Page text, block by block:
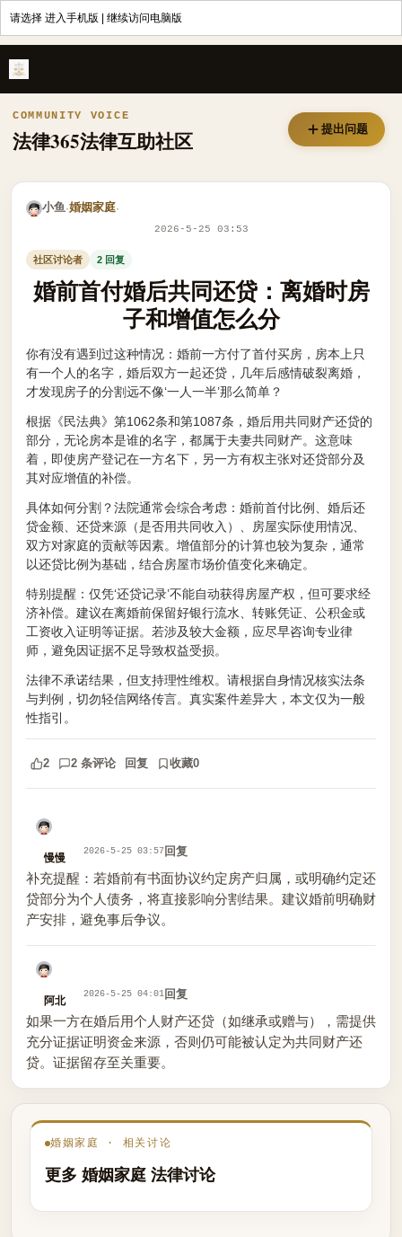
请选择 进入手机版 继续访问电脑版
COMMUNITY VOICE
法律365法律互助社区 提出问题
小鱼·婚姻家庭·
2026-5-25 03:53
社区讨论者 2 回复
婚前首付婚后共同还贷：离婚时房
子和增值怎么分
你有没有遇到过这种情况：婚前一方付了首付买房，房本上只
有一个人的名字，婚后双方一起还贷，几年后感情破裂离婚，
才发现房子的分割远不像‘一人一半’那么简单？
根据《民法典》第1062条和第1087条，婚后用共同财产还贷的
部分，无论房本是谁的名字，都属于夫妻共同财产。这意味
着，即使房产登记在一方名下，另一方有权主张对还贷部分及
其对应增值的补偿。
具体如何分割？法院通常会综合考虑：婚前首付比例、婚后还
贷金额、还贷来源（是否用共同收入）、房屋实际使用情况、
双方对家庭的贡献等因素。增值部分的计算也较为复杂，通常
以还贷比例为基础，结合房屋市场价值变化来确定。
特别提醒：仅凭‘还贷记录’不能自动获得房屋产权，但可要求经
济补偿。建议在离婚前保留好银行流水、转账凭证、公积金或
工资收入证明等证据。若涉及较大金额，应尽早咨询专业律
师，避免因证据不足导致权益受损。
法律不承诺结果，但支持理性维权。请根据自身情况核实法条
与判例，切勿轻信网络传言。真实案件差异大，本文仅为一般
性指引。
2 2 条评论 回复 收藏0
慢慢
2026-5-25 03:57回复
补充提醒：若婚前有书面协议约定房产归属，或明确约定还
贷部分为个人债务，将直接影响分割结果。建议婚前明确财
产安排，避免事后争议。
阿北
2026-5-25 04:01回复
如果一方在婚后用个人财产还贷（如继承或赠与），需提供
充分证据证明资金来源，否则仍可能被认定为共同财产还
贷。证据留存至关重要。
婚姻家庭 · 相关讨论
更多 婚姻家庭 法律讨论